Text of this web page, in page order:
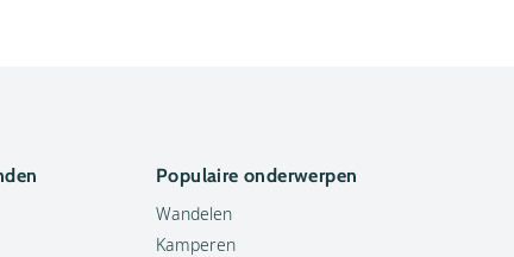
Populaire onderwerpen
Wandelen
Kamperen